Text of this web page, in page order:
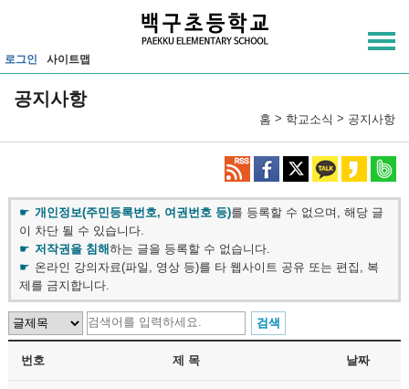
로그인 사이트맵
공지사항
홈 > 학교소식 > 공지사항
개인정보(주민등록번호, 여권번호 등)를 등록할 수 없으며, 해당 글
이 차단 될 수 있습니다.
저작권을 침해하는 글을 등록할 수 없습니다.
온라인 강의자료(파일, 영상 등)를 타 웹사이트 공유 또는 편집, 복
제를 금지합니다.
번호 제 목 날짜